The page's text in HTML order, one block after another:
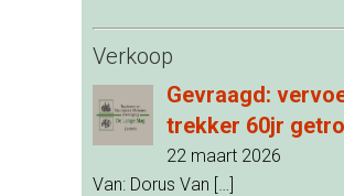
Verkoop
Gevraagd:
trekker 60jr
22 maart 2026
Van: Dorus Van […]